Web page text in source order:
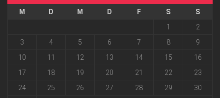
M D M D F S
S
1
2
3
4 5 6 7 8
9
10
11 12 13 14 15
16
17
18 19 20 21 22
23
24
25 26 27 28 29
30